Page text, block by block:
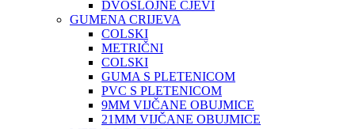
DVOSLOJNE CJEVI
GUMENA CRIJEVA
COLSKI
METRIČNI
COLSKI
GUMA S PLETENICOM
PVC S PLETENICOM
9MM VIJČANE OBUJMICE
21MM VIJČANE OBUJMICE